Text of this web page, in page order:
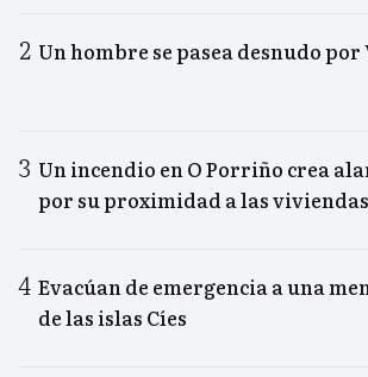
Un hombre se pasea desnudo por
Un incendio en O Porriño crea
por su proximidad a las viviendas
Evacúan de emergencia a una
de las islas Cíes